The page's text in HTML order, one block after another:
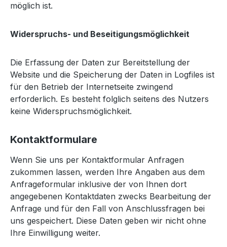
möglich ist.
Widerspruchs- und Beseitigungsmöglichkeit
Die Erfassung der Daten zur Bereitstellung der
Website und die Speicherung der Daten in Logfiles ist
für den Betrieb der Internetseite zwingend
erforderlich. Es besteht folglich seitens des Nutzers
keine Widerspruchsmöglichkeit.
Kontaktformulare
Wenn Sie uns per Kontaktformular Anfragen
zukommen lassen, werden Ihre Angaben aus dem
Anfrageformular inklusive der von Ihnen dort
angegebenen Kontaktdaten zwecks Bearbeitung der
Anfrage und für den Fall von Anschlussfragen bei
uns gespeichert. Diese Daten geben wir nicht ohne
Ihre Einwilligung weiter.